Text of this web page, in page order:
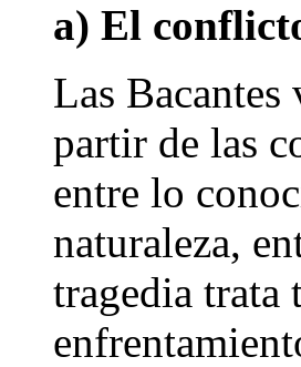
a) El
Las Bacantes
partir de las
entre lo
naturaleza,
tragedia trata